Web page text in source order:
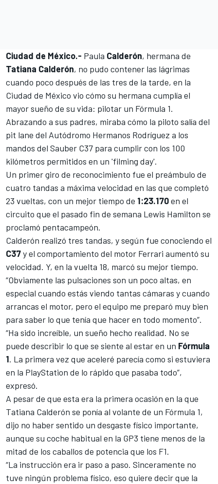
Ciudad de México.- Paula Calderón, hermana de
Tatiana Calderón, no pudo contener las lágrimas
cuando poco después de las tres de la tarde, en la
Ciudad de México vio cómo su hermana cumplía el
mayor sueño de su vida: pilotar un Fórmula 1.
Abrazando a sus padres, miraba cómo la piloto salía del
pit lane del Autódromo Hermanos Rodríguez a los
mandos del Sauber C37 para cumplir con los 100
kilómetros permitidos en un 'filming day'.
Un primer giro de reconocimiento fue el preámbulo de
cuatro tandas a máxima velocidad en las que completó
23 vueltas, con un mejor tiempo de 1:23.170en el
circuito que el pasado fin de semana Lewis Hamilton se
proclamó pentacampeón.
Calderón realizó tres tandas, y según fue conociendo el
C37y el comportamiento del motor Ferrari aumentó su
velocidad. Y, en la vuelta 18, marcó su mejor tiempo.
“Obviamente las pulsaciones son un poco altas, en
especial cuando estás viendo tantas cámaras y cuando
arrancas el motor, pero el equipo me preparó muy bien
para saber lo que tenía que hacer en todo momento”.
“Ha sido increíble, un sueño hecho realidad. No se
puede describir lo que se siente al estar en un Fórmula
1. La primera vez que aceleré parecía como si estuviera
en la PlayStation de lo rápido que pasaba todo”,
expresó.
A pesar de que esta era la primera ocasión en la que
Tatiana Calderón se ponía al volante de un Fórmula 1,
dijo no haber sentido un desgaste físico importante,
aunque su coche habitual en la GP3 tiene menos de la
mitad de los caballos de potencia que los F1.
“La instrucción era ir paso a paso. Sinceramente no
tuve ningún problema físico, eso quiere decir que la